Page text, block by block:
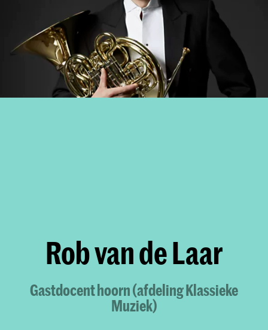
Rob van de Laar
Gastdocent hoorn (afdeling Klassieke
Muziek)